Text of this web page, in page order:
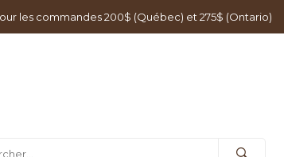
les commandes 200$ (Québec) et 275$ (Ontario)